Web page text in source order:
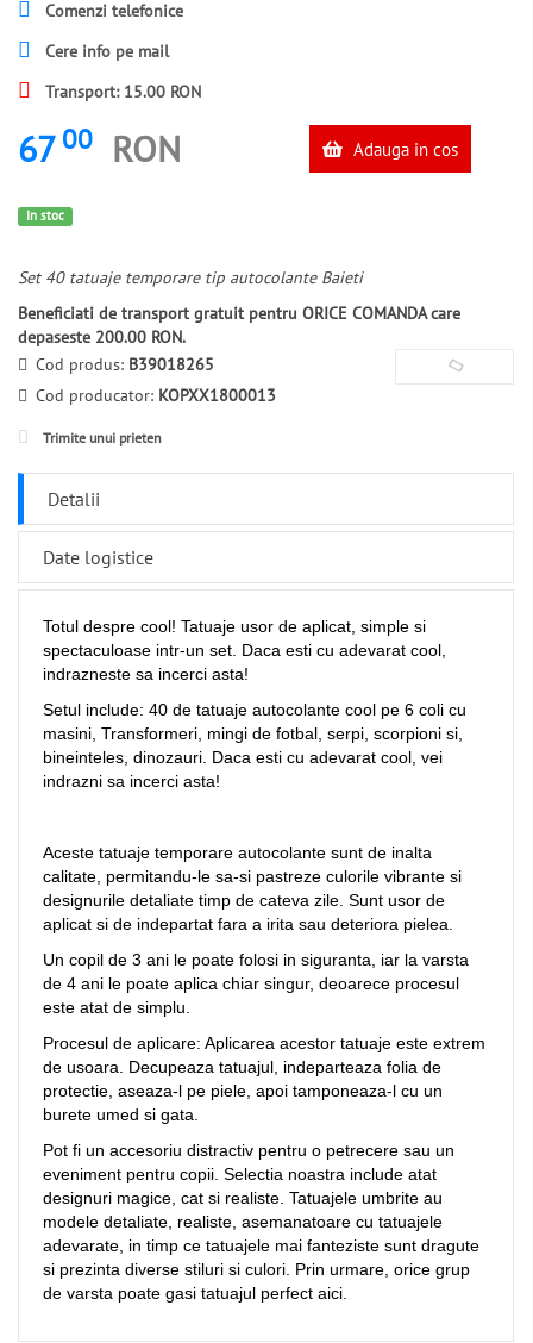
Comenzi telefonice
Cere info pe mail
Transport: 15.00 RON
67 00 RON Adauga in cos
In stoc
Set 40 tatuaje temporare tip autocolante Baieti
Beneficiati de transport gratuit pentru ORICE COMANDA care
depaseste 200.00 RON.
Cod produs: B39018265
Cod producator: KOPXX1800013
Trimite unui prieten
Detalii
Date logistice
Totul despre cool! Tatuaje usor de aplicat, simple si
spectaculoase intr-un set. Daca esti cu adevarat cool,
indrazneste sa incerci asta!
Setul include: 40 de tatuaje autocolante cool pe 6 coli cu
masini, Transformeri, mingi de fotbal, serpi, scorpioni si,
bineinteles, dinozauri. Daca esti cu adevarat cool, vei
indrazni sa incerci asta!
Aceste tatuaje temporare autocolante sunt de inalta
calitate, permitandu-le sa-si pastreze culorile vibrante si
designurile detaliate timp de cateva zile. Sunt usor de
aplicat si de indepartat fara a irita sau deteriora pielea.
Un copil de 3 ani le poate folosi in siguranta, iar la varsta
de 4 ani le poate aplica chiar singur, deoarece procesul
este atat de simplu.
Procesul de aplicare: Aplicarea acestor tatuaje este extrem
de usoara. Decupeaza tatuajul, indeparteaza folia de
protectie, aseaza-l pe piele, apoi tamponeaza-l cu un
burete umed si gata.
Pot fi un accesoriu distractiv pentru o petrecere sau un
eveniment pentru copii. Selectia noastra include atat
designuri magice, cat si realiste. Tatuajele umbrite au
modele detaliate, realiste, asemanatoare cu tatuajele
adevarate, in timp ce tatuajele mai fanteziste sunt dragute
si prezinta diverse stiluri si culori. Prin urmare, orice grup
de varsta poate gasi tatuajul perfect aici.